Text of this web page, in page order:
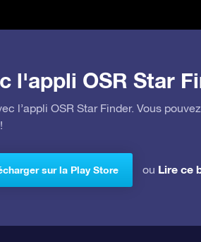
l'appli OSR Star
l’appli OSR Star Finder. Vous
!
sur la Play Store ou Lire ce